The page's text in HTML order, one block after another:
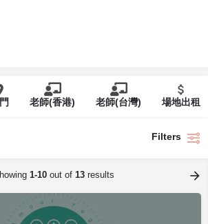
老師(香港) 老師(台灣) 場地出租
Filters
1-10 out of 13 results